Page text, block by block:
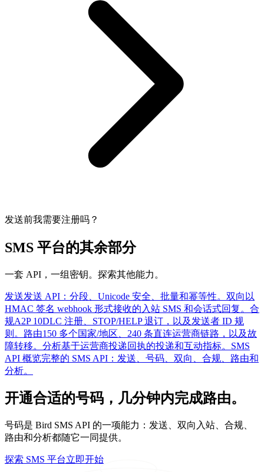
发送前我需要注册吗？
SMS 平台的其余部分
一套 API，一组密钥。探索其他能力。
发送发送 API：分段、Unicode 安全、批量和幂等性。 双向 以
HMAC 签名 webhook 形式接收的入站 SMS 和会话式回复。 合
规A2P 10DLC 注册、STOP/HELP 退订，以及发送者 ID 规
则。 路由150 多个国家/地区、240 条直连运营商链路，以及故
障转移。 分析基于运营商投递回执的投递和互动指标。 SMS
API 概览完整的 SMS API：发送、号码、双向、合规、路由和
分析。
开通合适的号码，几分钟内完成路由。
号码是 Bird SMS API 的一项能力：发送、双向入站、合规、
路由和分析都随它一同提供。
探索 SMS 平台立即开始